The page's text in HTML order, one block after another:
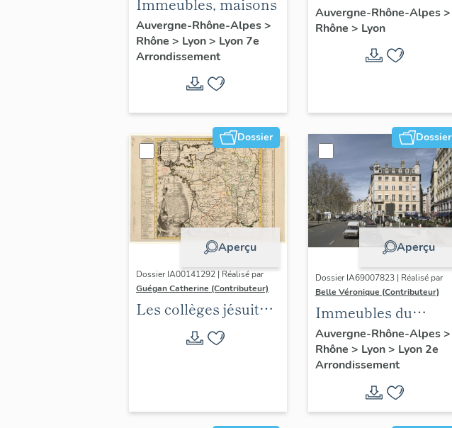
Auvergne-Rhône-Alpes>
Rhône > Lyon> Lyon 7e
Arrondissement
quartier Saint-Nizier
Auvergne-Rhône-Alpes>
Rhône > Lyon
Dossier
Aperçu
Dossier IA00141292 | Réalisé par
Guégan Catherine (Contributeur)
Les collèges jésuites
d'Ancien Régime
(1556-1763) dans la
(DOSSIER EN
Dossier
Aperçu
Dossier IA69007823 | Réalisé par
Belle Véronique (Contributeur)
Immeubles du
secteur des Jacobins
Auvergne-Rhône-Alpes>
Rhône > Lyon> Lyon 2e
Arrondissement